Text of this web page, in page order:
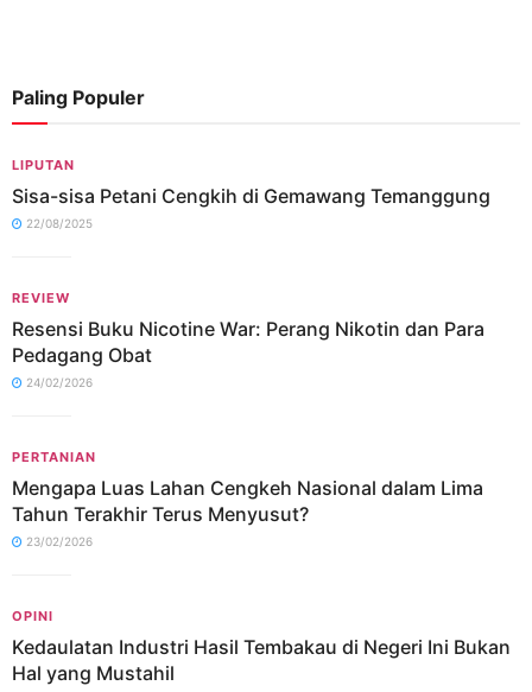
Paling Populer
LIPUTAN
Sisa-sisa Petani Cengkih di Gemawang Temanggung
22/08/2025
REVIEW
Resensi Buku Nicotine War: Perang Nikotin dan Para
Pedagang Obat
24/02/2026
PERTANIAN
Mengapa Luas Lahan Cengkeh Nasional dalam Lima
Tahun Terakhir Terus Menyusut?
23/02/2026
OPINI
Kedaulatan Industri Hasil Tembakau di Negeri Ini Bukan
Hal yang Mustahil